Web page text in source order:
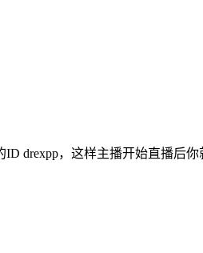
drexpp，这样主播开始直播后你